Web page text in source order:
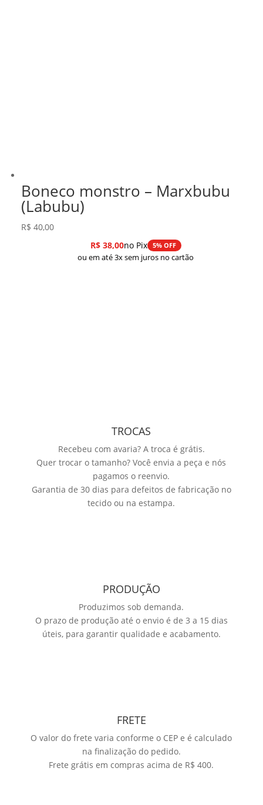
Boneco monstro – Marxbubu
(Labubu)
R$ 40,00
R$38,00no Pix 5% OFF
ou em até 3x sem juros no cartão
TROCAS
Recebeu com avaria? A troca é grátis.
Quer trocar o tamanho? Você envia a peça e nós
pagamos o reenvio.
Garantia de 30 dias para defeitos de fabricação no
tecido ou na estampa.
PRODUÇÃO
Produzimos sob demanda.
O prazo de produção até o envio é de 3 a 15 dias
úteis, para garantir qualidade e acabamento.
FRETE
O valor do frete varia conforme o CEP e é calculado
na finalização do pedido.
Frete grátis em compras acima de R$ 400.